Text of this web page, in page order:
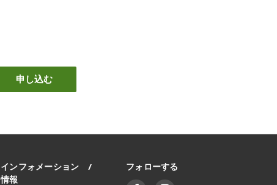
インフォメーション /
情報
フォローする